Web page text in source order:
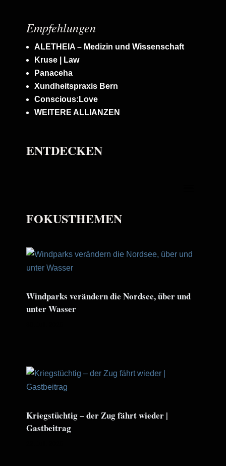
Empfehlungen
ALETHEIA – Medizin und Wissenschaft
Kruse | Law
Panaceha
Xundheitspraxis Bern
Conscious:Love
WEITERE ALLIANZEN
ENTDECKEN
FOKUSTHEMEN
Windparks verändern die Nordsee, über und
unter Wasser
Kriegstüchtig – der Zug fährt wieder |
Gastbeitrag